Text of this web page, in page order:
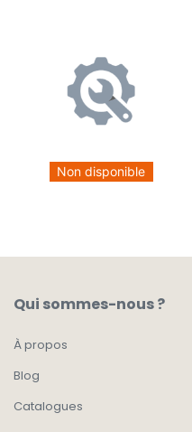
Non disponible
Qui sommes-nous ?
À propos
Blog
Catalogues